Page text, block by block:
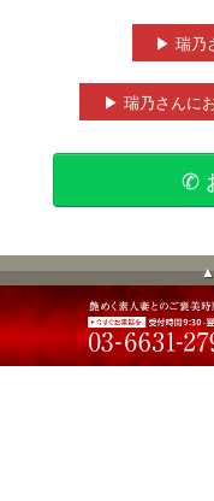
▶ 瑞乃
▶ 瑞乃さんに
✆
▲